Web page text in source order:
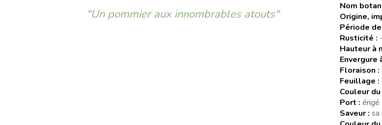
"Un pommier aux innombrables atouts"
Nom
Origine,
Période
Rusticité :
Hauteur à
Envergure
Floraison :
Feuillage :
Couleur
Port : érigé
Saveur : sa